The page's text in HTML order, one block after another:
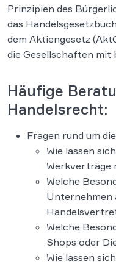
Prinzipien des
das
dem Aktiengesetz
die Gesellschaften mit
Häufige
Handelsrecht:
Fragen rund um
Wie lassen
Werkverträge
Welche
Unternehmen
Welche
Shops oder
Wie lassen